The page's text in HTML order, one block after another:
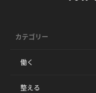
カテゴリー
働く
整える